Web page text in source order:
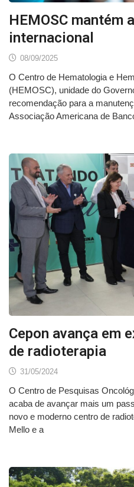
HEMOSC mantém
internacional
08/09/2025
O Centro de Hematologia e
(HEMOSC), unidade do
recomendação para a
Associação Americana de
Cepon avança em
de radioterapia
31/05/2024
O Centro de Pesquisas
acaba de avançar mais um
novo e moderno centro de
Mello e a